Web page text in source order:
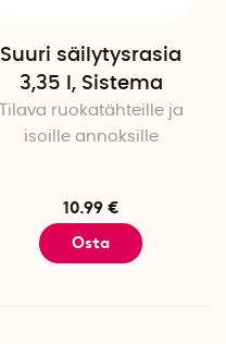
Suuri säilytysrasia
3,35 l, Sistema
Tilava ruokatähteille ja
isoille annoksille
10.99 €
Osta